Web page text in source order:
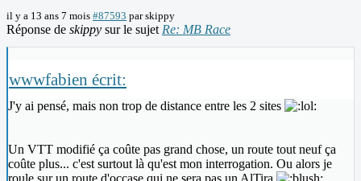
il y a 13 ans 7 mois #87593 parskippy
Réponse de skippy sur le sujet Re: MB Race
wwwfabien écrit:
J'y ai pensé, mais non trop de distance entre les 2 sites
Un VTT modifié ça coûte pas grand chose, un route tout neuf ça
coûte plus... c'est surtout là qu'est mon interrogation. Ou alors je